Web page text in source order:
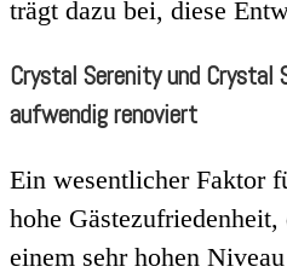
trägt dazu bei, diese
Crystal Serenity und Crystal
aufwendig renoviert
Ein wesentlicher Faktor
hohe
einem sehr hohen